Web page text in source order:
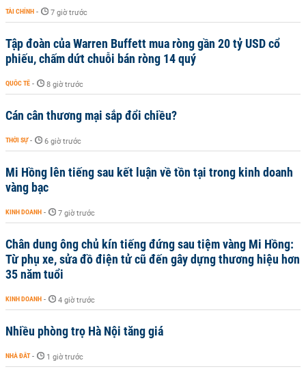
TÀI CHÍNH - 7 giờ trước
Tập đoàn của Warren Buffett mua ròng gần 20 tỷ USD cổ
phiếu, chấm dứt chuỗi bán ròng 14 quý
QUỐC TẾ - 8 giờ trước
Cán cân thương mại sắp đổi chiều?
THỜI SỰ - 6 giờ trước
Mi Hồng lên tiếng sau kết luận về tồn tại trong kinh doanh
vàng bạc
KINH DOANH - 7 giờ trước
Chân dung ông chủ kín tiếng đứng sau tiệm vàng Mi Hồng:
Từ phụ xe, sửa đồ điện tử cũ đến gây dựng thương hiệu hơn
35 năm tuổi
KINH DOANH - 4 giờ trước
Nhiều phòng trọ Hà Nội tăng giá
NHÀ ĐẤT - 1 giờ trước